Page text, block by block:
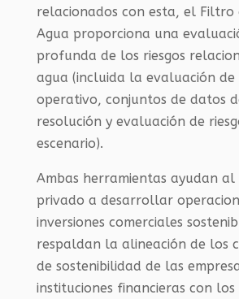
relacionados con esta, el Filtro
Agua proporciona una
profunda de los riesgos
agua (incluida la evaluación de
operativo, conjuntos de datos
resolución y evaluación de
escenario).
Ambas herramientas ayudan al
privado a desarrollar
inversiones comerciales
respaldan la alineación de los
de sostenibilidad de las
instituciones financieras con los